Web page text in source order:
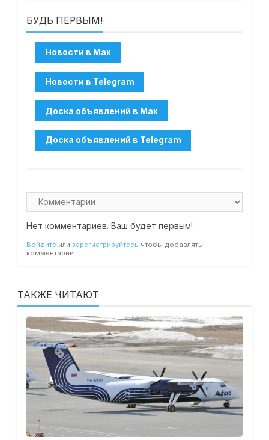
БУДЬ ПЕРВЫМ!
Нет комментариев. Ваш будет первым!
Войдите или зарегистрируйтесь чтобы добавлять
комментарии
ТАКЖЕ ЧИТАЮТ